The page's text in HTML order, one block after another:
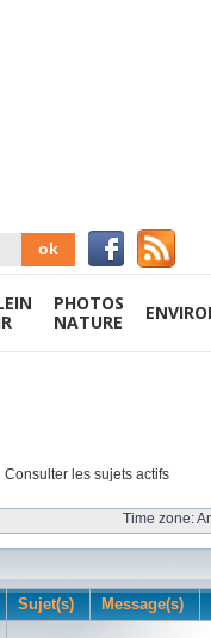
PHOTOS
NATURE
Consulter les sujets actifs
Time zone:
Sujet(s) Message(s)